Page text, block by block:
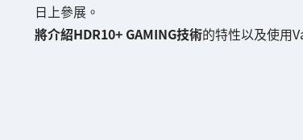
日上參展。
將介紹HDR10+ GAMING技術的特性以及使用